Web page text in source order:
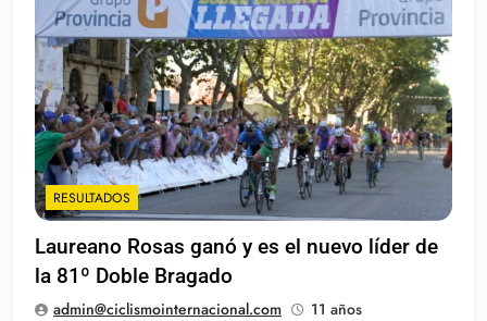
RESULTADOS
Laureano Rosas ganó y es el nuevo líder de
la 81º Doble Bragado
admin@ciclismointernacional.com
11 años